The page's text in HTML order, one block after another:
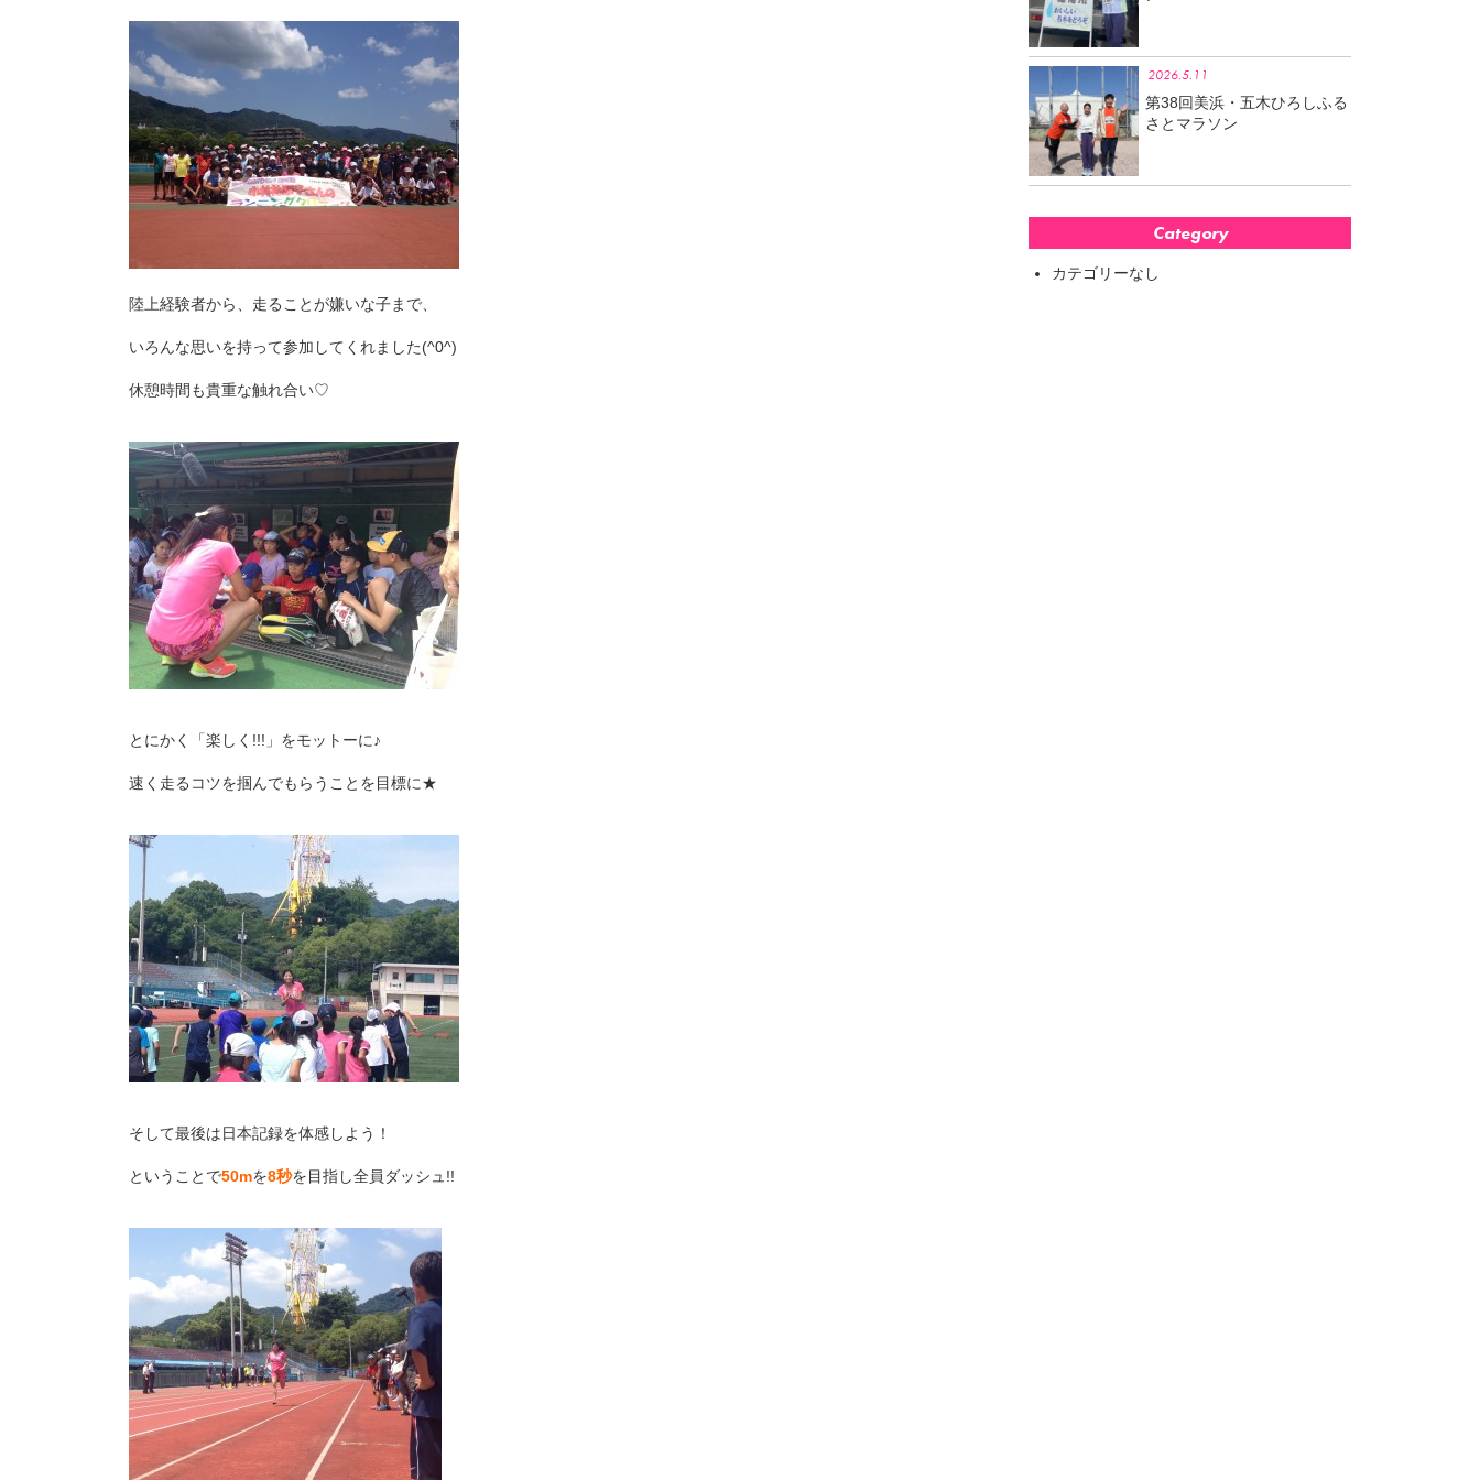
陸上経験者から、走ることが嫌いな子まで、
いろんな思いを持って参加してくれました(^0^)
休憩時間も貴重な触れ合い♡
とにかく「楽しく!!!」をモットーに♪
速く走るコツを掴んでもらうことを目標に★
そして最後は日本記録を体感しよう！
ということで50mを8秒を目指し全員ダッシュ!!
2026.5.11
第38回美浜・五木ひろしふる
さとマラソン
Category
カテゴリーなし